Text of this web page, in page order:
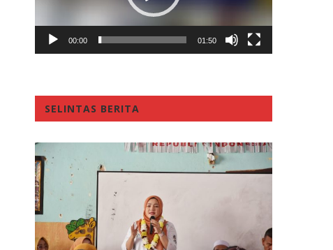
00:00 01:50
SELINTAS BERITA